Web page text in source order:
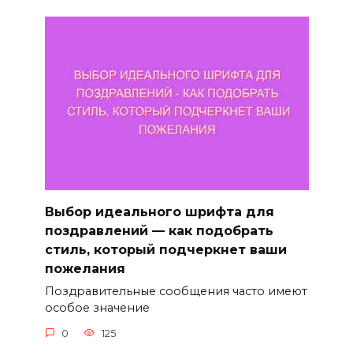
Выбор идеального шрифта для
поздравлений — как подобрать
стиль, который подчеркнет ваши
пожелания
Поздравительные сообщения часто имеют
особое значение
0 125